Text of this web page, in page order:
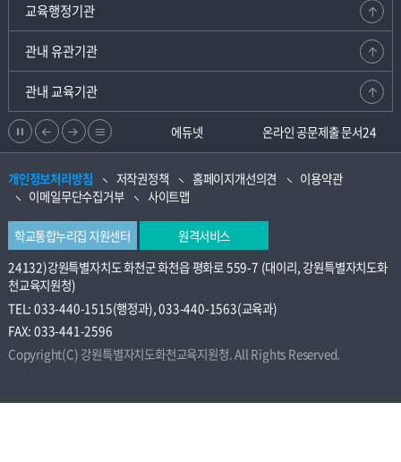
교육행정기관
관내 유관기관
관내 교육기관
정
지
이
전
으
로
다
음
으
로
리
스
트
강원교육청지부 에듀넷 온라인 공문제출 문서24
개인정보처리방침 저작권정책 홈페이지개선의견
이용약관
이메일무단수집거부
사이트맵
학교통합누리집 지원센터
원격서비스
24132)강원특별자치도 화천군 화천읍 평화로 559-7 (대이리, 강원특별자치도화
천교육지원청)
TEL: 033-440-1515(행정과), 033-440-1563(교육과)
FAX: 033-441-2596
Copyright(C) 강원특별자치도화천교육지원청. All Rights Reserved.